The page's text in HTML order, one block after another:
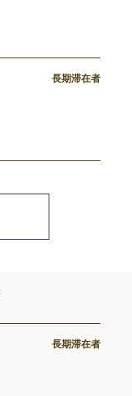
長期滞在者
長期滞在者